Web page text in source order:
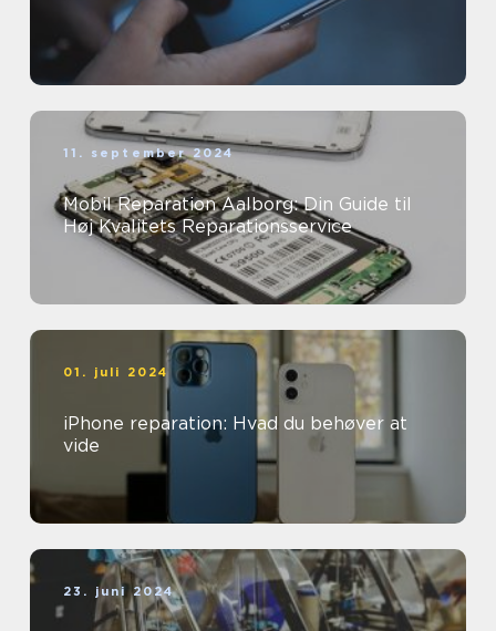
11. september 2024
Mobil Reparation Aalborg: Din Guide til
Høj Kvalitets Reparationsservice
01. juli 2024
iPhone reparation: Hvad du behøver at
vide
23. juni 2024